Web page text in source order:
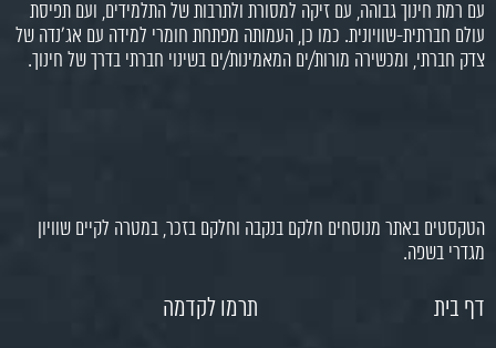
עם רמת חינוך גבוהה, עם זיקה למסורת ולתרבות של התלמידים, ועם תפיסת
עולם חברתית-שוויונית. כמו כן, העמותה מפתחת חומרי למידה עם אג'נדה של
צדק חברתי, ומכשירה מורות/ים המאמינות/ים בשינוי חברתי בדרך של חינוך.
הטקסטים באתר מנוסחים חלקם בנקבה וחלקם בזכר, במטרה לקיים שוויון
מגדרי בשפה.
דף בית
תרמו לקדמה